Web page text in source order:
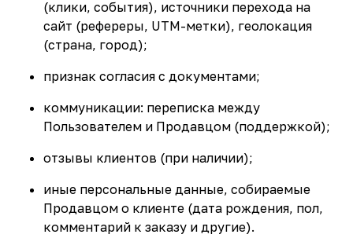
(клики, события), источники перехода на
сайт (рефереры, UTM-метки), геолокация
(страна, город);
признак согласия с документами;
коммуникации: переписка между
Пользователем и Продавцом (поддержкой);
отзывы клиентов (при наличии);
иные персональные данные, собираемые
Продавцом о клиенте (дата рождения, пол,
комментарий к заказу и другие).